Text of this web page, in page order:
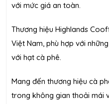
với mức giá an toàn.
Thương hiệu Highlands
Việt Nam, phù hợp với
với hạt cà phê.
Mang đến thương hiệu cà
trong không gian thoải mái